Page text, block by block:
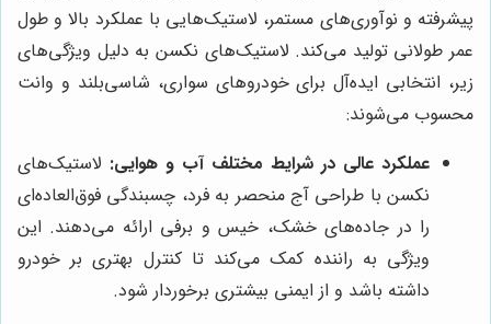
پیشرفته و نوآوری‌های مستمر، لاستیک‌هایی با عملکرد بالا و طول
عمر طولانی تولید می‌کند. لاستیک‌های نکسن به دلیل ویژگی‌های
زیر، انتخابی ایده‌آل برای خودروهای سواری، شاسی‌بلند و وانت
محسوب می‌شوند:
عملکرد عالی در شرایط مختلف آب و هوایی: لاستیک‌های
نکسن با طراحی آج منحصر به فرد، چسبندگی فوق‌العاده‌ای
را در جاده‌های خشک، خیس و برفی ارائه می‌دهند. این
ویژگی به راننده کمک می‌کند تا کنترل بهتری بر خودرو
داشته باشد و از ایمنی بیشتری برخوردار شود.